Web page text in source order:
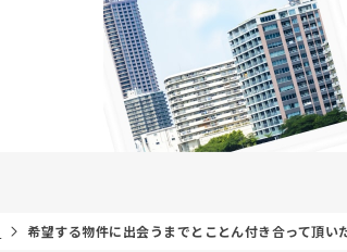
希望する物件に出会うまでとことん付き合って頂い